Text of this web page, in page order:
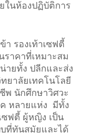
ในห้องปฏิบัติการ
า รองเท้าเซฟตี้
าคาที่เหมาะสม
ายทั้ง ปลีกและส่ง
ยาลัยเทคโนโลยี
พ นักศึกษาวิศวะ
หลายแห่ง มีทั้ง
ซฟตี้ ผู้หญิง เป็น
ที่ทันสมัยและได้